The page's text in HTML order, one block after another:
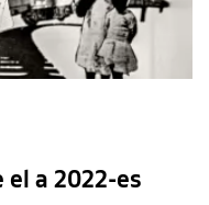
el a 2022-es